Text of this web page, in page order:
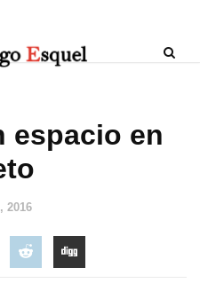
espacio en
2016